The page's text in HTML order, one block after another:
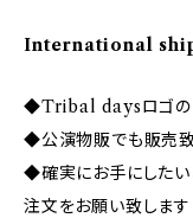
International
◆Tribal daysロゴのシ
◆公演物販でも販売
◆確実にお手にしたい
注文をお願い致します